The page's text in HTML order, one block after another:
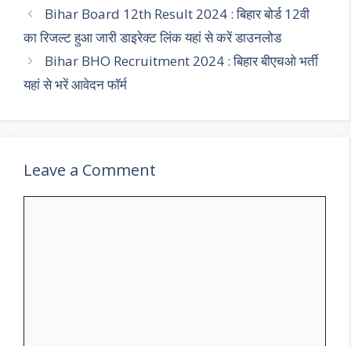
Bihar Board 12th Result 2024 : बिहार बोर्ड 12वी
का रिजल्ट हुआ जारी डाइरेक्ट लिंक यहां से करें डाउनलोड
Bihar BHO Recruitment 2024 : बिहार बीएचओ भर्ती
यहां से भरें आवेदन फॉर्म
Leave a Comment